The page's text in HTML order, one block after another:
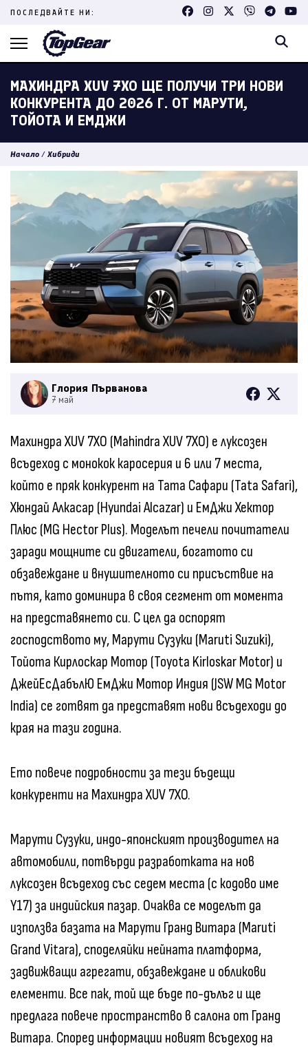
Skip
content
ПОСЛЕДВАЙТЕ НИ:
МАХИНДРА XUV 7XO ЩЕ ПОЛУЧИ ТРИ НОВИ
КОНКУРЕНТА ДО 2026 Г. ОТ МАРУТИ,
ТОЙОТА И ЕМДЖИ
Начало / Хибриди
Глория Първанова
7 май
Махиндра XUV 7XO (Mahindra XUV 7XO) е луксозен
всъдеход с монокок каросерия и 6 или 7 места,
който е пряк конкурент на Тата Сафари (Tata Safari),
Хюндай Алкасар (Hyundai Alcazar) и ЕмДжи Хектор
Плюс (MG Hector Plus). Моделът печели почитатели
заради мощните си двигатели, богатото си
обзавеждане и внушителното си присъствие на
пътя, като доминира в своя сегмент от момента
на представянето си. С цел да оспорят
господството му, Марути Сузуки (Maruti Suzuki),
Тойота Кирлоскар Мотор (Toyota Kirloskar Motor) и
ДжейЕсДабълЮ ЕмДжи Мотор Индия (JSW MG Motor
India) се готвят да представят нови всъдеходи до
края на тази година.
Ето повече подробности за тези бъдещи
конкуренти на Махиндра XUV 7XO.
Марути Сузуки, индо-японският производител на
автомобили, потвърди разработката на нов
луксозен всъдеход със седем места (с кодово име
Y17) за индийския пазар. Очаква се моделът да
използва базата на Марути Гранд Витара (Maruti
Grand Vitara), споделяйки нейната платформа,
задвижващи агрегати, обзавеждане и обликови
елементи. Все пак, той ще бъде по-дълъг и ще
предлага повече пространство в салона от Гранд
Витара. Според информации новият всъдеход на